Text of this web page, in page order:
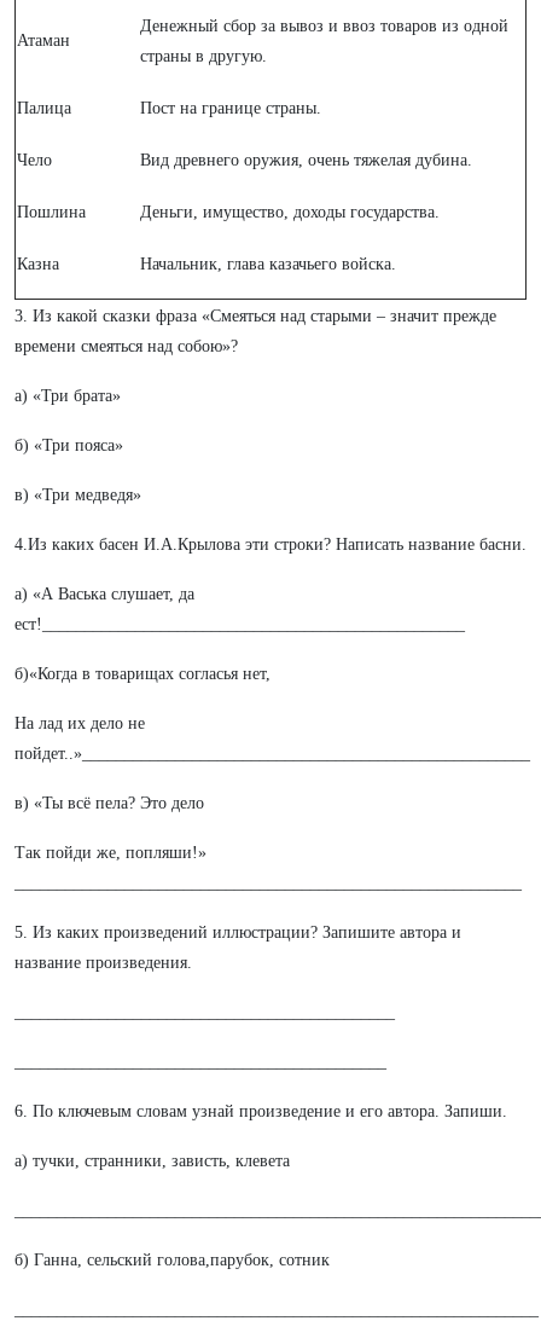
Атаман
Денежный сбор за вывоз и ввоз товаров из одной
страны в другую.
Палица Пост на границе страны.
Чело Вид древнего оружия, очень тяжелая дубина.
Пошлина Деньги, имущество, доходы государства.
Казна Начальник, глава казачьего войска.
3. Из какой сказки фраза «Смеяться над старыми – значит прежде
времени смеяться над собою»?
а) «Три брата»
б) «Три пояса»
в) «Три медведя»
4.Из каких басен И.А.Крылова эти строки? Написать название басни.
а) «А Васька слушает, да
ест!__________________________________________________
б)«Когда в товарищах согласья нет,
На лад их дело не
пойдет..»_____________________________________________________
в) «Ты всё пела? Это дело
Так пойди же, попляши!»
5. Из каких произведений иллюстрации? Запишите автора и
название произведения.
6. По ключевым словам узнай произведение и его автора. Запиши.
а) тучки, странники, зависть, клевета
б) Ганна, сельский голова,парубок, сотник